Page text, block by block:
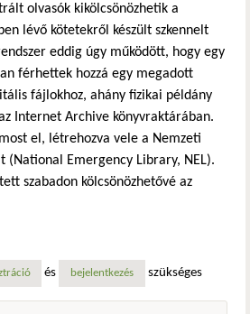
olvasók kikölcsönözhetik a
lévő kötetekről készült szkennelt
eddig úgy működött, hogy egy
férhettek hozzá egy megadott
fájlokhoz, ahány fizikai példány
Internet Archive könyvraktárában.
el, létrehozva vele a Nemzeti
(National Emergency Library, NEL).
szabadon kölcsönözhetővé az
és bejelentkezés szükséges